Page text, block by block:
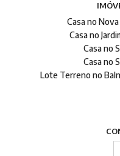
Casa no
Casa no
Casa no
Casa no
Lote Terreno no